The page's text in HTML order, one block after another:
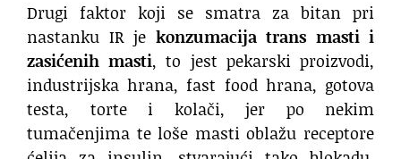
Drugi faktor koji se smatra za bitan pri
nastanku IR je konzumacija trans masti i
zasićenih masti, to jest pekarski proizvodi,
industrijska hrana, fast food hrana, gotova
testa, torte i kolači, jer po nekim
tumačenjima te loše masti oblažu receptore